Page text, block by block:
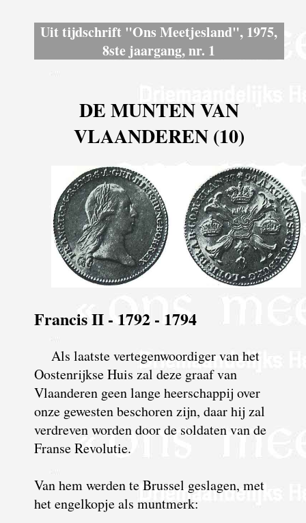
Uit tijdschrift "Ons Meetjesland", 1975,
8ste jaargang, nr. 1
DE MUNTEN VAN
VLAANDEREN (10)
Francis II - 1792 - 1794
Als laatste vertegenwoordiger van het
Oostenrijkse Huis zal deze graaf van
Vlaanderen geen lange heerschappij over
onze gewesten beschoren zijn, daar hij zal
verdreven worden door de soldaten van de
Franse Revolutie.
Van hem werden te Brussel geslagen, met
het engelkopje als muntmerk: